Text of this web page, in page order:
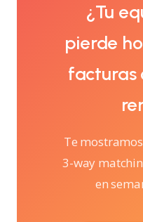
¿Tu
pierde
facturas
Te
3-way
en